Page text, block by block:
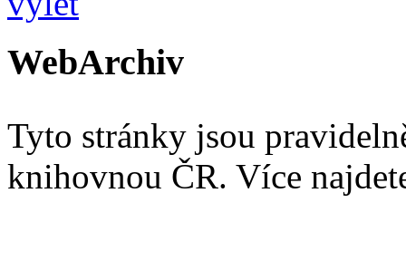
WebArchiv
Tyto stránky jsou
knihovnou ČR. Více